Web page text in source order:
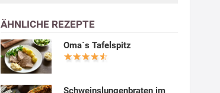
ÄHNLICHE REZEPTE
Oma´s Tafelspitz
Schweinslungenbraten im